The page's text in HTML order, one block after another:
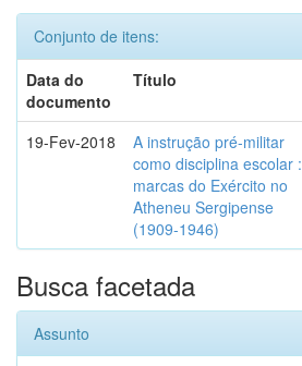
Conjunto de itens:
Data do
documento
Título
19-Fev-2018
A instrução pré-militar
como disciplina escolar :
marcas do Exército no
Atheneu Sergipense
(1909-1946)
Busca facetada
Assunto